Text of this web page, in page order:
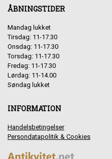
ÅBNINGSTIDER
Mandag lukket
Tirsdag: 11-17.30
Onsdag: 11-17.30
Torsdag: 11-17.30
Fredag: 11-17.30
Lørdag: 11-14.00
Søndag lukket
INFORMATION
Handelsbetingelser
Persondatapolitik & Cookies